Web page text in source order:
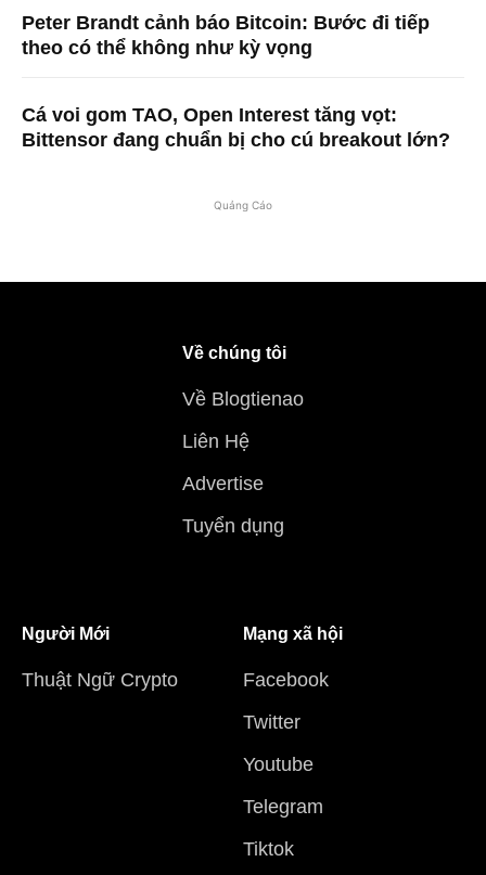
Peter Brandt cảnh báo Bitcoin: Bước đi tiếp
theo có thể không như kỳ vọng
Cá voi gom TAO, Open Interest tăng vọt:
Bittensor đang chuẩn bị cho cú breakout lớn?
Quảng Cáo
Về chúng tôi
Về Blogtienao
Liên Hệ
Advertise
Tuyển dụng
Người Mới
Thuật Ngữ Crypto
Mạng xã hội
Facebook
Twitter
Youtube
Telegram
Tiktok